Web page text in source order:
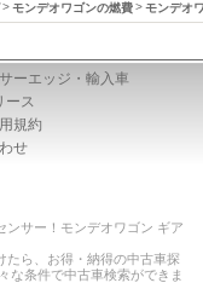
モンデオワゴンの燃費 モンデオ
ーエッジ・輸入車
ース
規約
せ
ンサー！モンデオワゴン ギア
たら、お得・納得の中古車探
な条件で中古車検索ができま